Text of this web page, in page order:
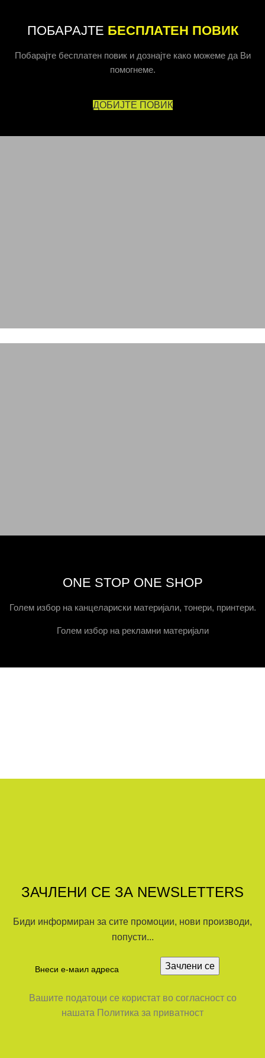
ПОБАРАЈТЕ БЕСПЛАТЕН ПОВИК
Побарајте бесплатен повик и дознајте како можеме да Ви
помогнеме.
ДОБИЈТЕ ПОВИК
ONE STOP ONE SHOP
Голем избор на канцелариски материјали, тонери, принтери.
Голем избор на рекламни материјали
ЗАЧЛЕНИ СЕ ЗА NEWSLETTERS
Биди информиран за сите промоции, нови производи,
попусти...
Вашите податоци се користат во согласност со
нашата Политика за приватност